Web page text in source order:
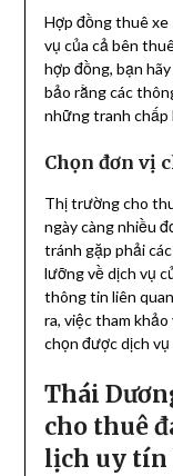
Hợp đồng thuê xe
vụ của cả bên
hợp đồng, bạn
bảo rằng các
những tranh chấp
Chọn đơn vị
Thị trường cho
ngày càng nhiều
tránh gặp phải
lưỡng về dịch vụ
thông tin liên
ra, việc tham
chọn được dịch
Thái
cho thuê
lịch uy tín